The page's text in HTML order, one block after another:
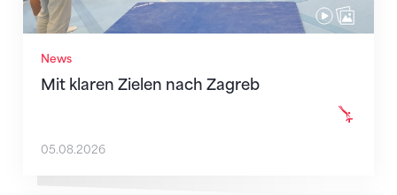
News
Mit klaren Zielen nach Zagreb
05.08.2026